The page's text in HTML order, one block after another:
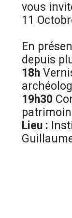
vous
11
En
depuis
18h
19h30
Lieu :